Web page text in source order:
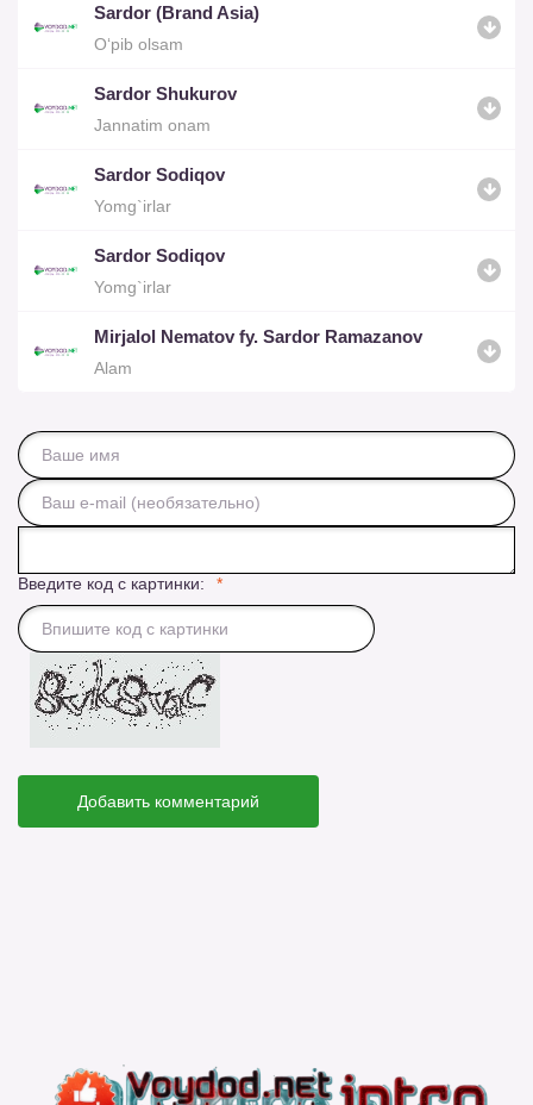
Sardor (Brand Asia)
O‘pib olsam
Sardor Shukurov
Jannatim onam
Sardor Sodiqov
Yomg`irlar
Sardor Sodiqov
Yomg`irlar
Mirjalol Nematov fy. Sardor Ramazanov
Alam
Введите код с картинки:
Добавить комментарий